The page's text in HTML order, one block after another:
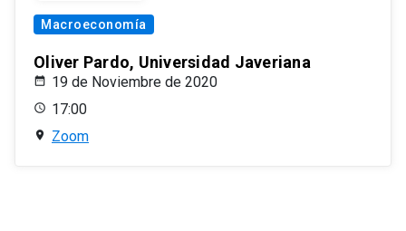
Macroeconomía
Oliver Pardo, Universidad Javeriana
19 de Noviembre de 2020
17:00
Zoom